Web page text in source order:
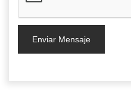
Enviar Mensaje